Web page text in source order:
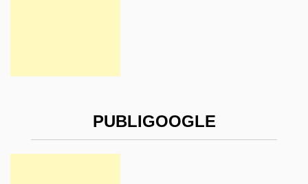
PUBLIGOOGLE